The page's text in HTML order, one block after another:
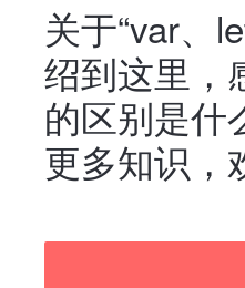
关于“var、
绍到这里，
的区别是什
更多知识，